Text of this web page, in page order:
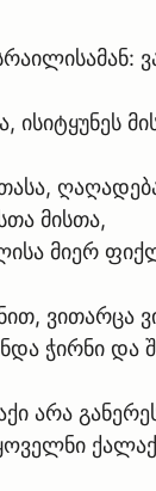
მისთა,
მიერ
ვითარცა
ჭირნი
არა